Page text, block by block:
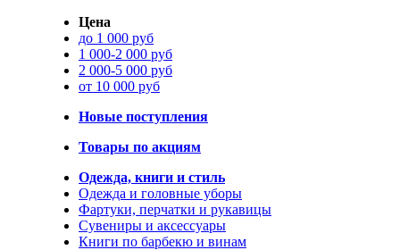
Цена
до 1 000 руб
1 000-2 000 руб
2 000-5 000 руб
от 10 000 руб
Новые поступления
Товары по акциям
Одежда, книги и стиль
Одежда и головные уборы
Фартуки, перчатки и рукавицы
Сувениры и аксессуары
Книги по барбекю и винам